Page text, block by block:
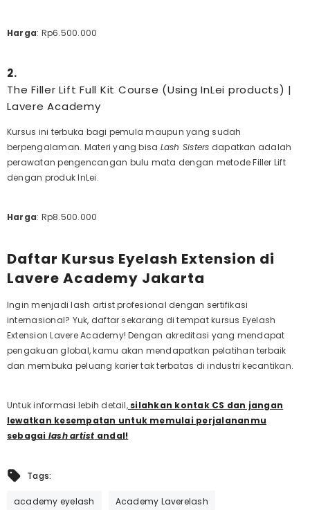
Harga: Rp6.500.000
2.
The Filler Lift Full Kit Course (Using InLei products) |
Lavere Academy
Kursus ini terbuka bagi pemula maupun yang sudah
berpengalaman. Materi yang bisa Lash Sisters dapatkan adalah
perawatan pengencangan bulu mata dengan metode Filler Lift
dengan produk InLei.
Harga: Rp8.500.000
Daftar Kursus Eyelash Extension di
Lavere Academy Jakarta
Ingin menjadi lash artist profesional dengan sertifikasi
internasional? Yuk, daftar sekarang ditempat kursus Eyelash
Extension Lavere Academy! Dengan akreditasi yang mendapat
pengakuan global, kamu akan mendapatkan pelatihan terbaik
dan membuka peluang karier tak terbatas di industri kecantikan.
Untuk informasi lebih detail,silahkan kontak CS dan jangan
lewatkan kesempatan untuk memulai perjalananmu
sebagai lash artist andal!
Tags:
academy eyelash Academy Laverelash